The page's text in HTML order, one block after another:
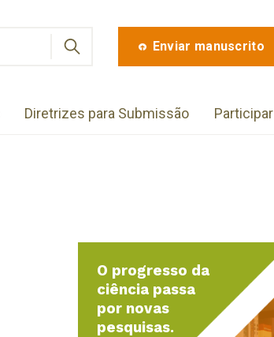
Enviar manuscrito
Diretrizes para Submissão
O progresso da
ciência passa
por novas
pesquisas.